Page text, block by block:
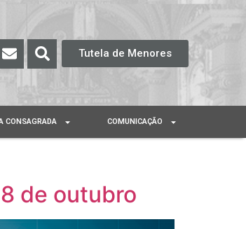
Tutela de Menores
CONSAGRADA COMUNICAÇÃO
de outubro